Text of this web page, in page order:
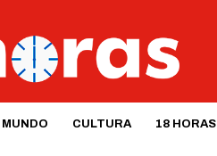
MUNDO CULTURA 18 HORAS